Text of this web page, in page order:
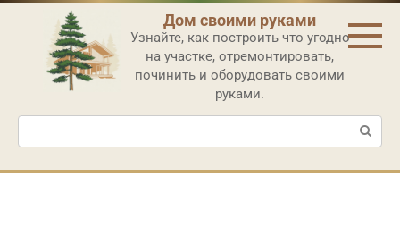
Перейти
контенту
Дом своими руками
Узнайте, как построить что угодно
на участке, отремонтировать,
починить и оборудовать своими
руками.
Поиск: